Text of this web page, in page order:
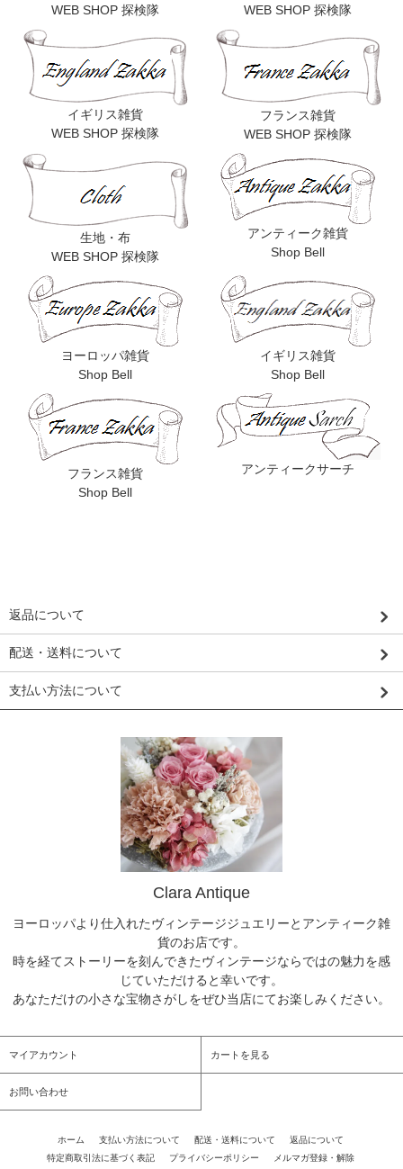
WEB SHOP 探検隊
WEB SHOP 探検隊
イギリス雑貨
WEB SHOP 探検隊
フランス雑貨
WEB SHOP 探検隊
生地・布
WEB SHOP 探検隊
アンティーク雑貨
Shop Bell
ヨーロッパ雑貨
Shop Bell
イギリス雑貨
Shop Bell
フランス雑貨
Shop Bell
アンティークサーチ
返品について
配送・送料について
支払い方法について
Clara Antique
ヨーロッパより仕入れたヴィンテージジュエリーとアンティーク雑
貨のお店です。
時を経てストーリーを刻んできたヴィンテージならではの魅力を感
じていただけると幸いです。
あなただけの小さな宝物さがしをぜひ当店にてお楽しみください。
マイアカウント カートを見る
お問い合わせ
ホーム 支払い方法について 配送・送料について 返品について
特定商取引法に基づく表記
プライバシーポリシー メルマガ登録・解除